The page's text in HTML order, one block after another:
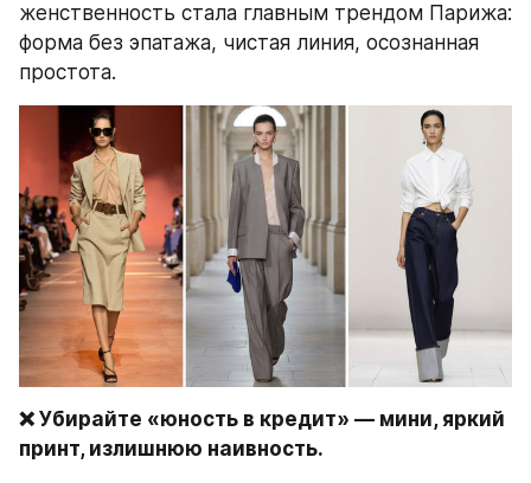
женственность стала главным трендом Парижа:
форма без эпатажа, чистая линия, осознанная
простота.
❌ Убирайте «юность в кредит» — мини, яркий
принт, излишнюю наивность.